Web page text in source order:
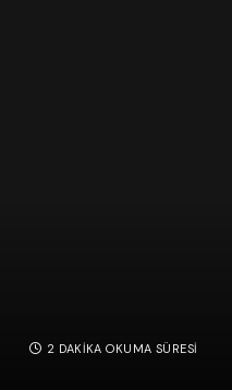
2 DAKIKA OKUMA SÜRESI